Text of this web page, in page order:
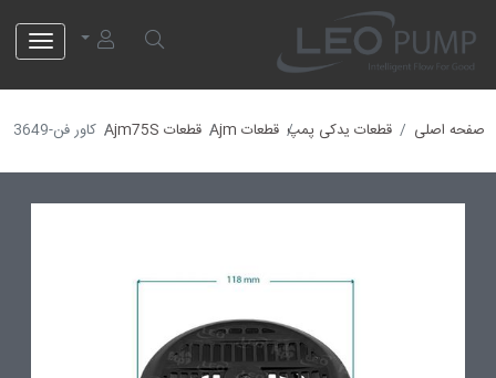
صفحه اصلی قطعات یدکی پمپ قطعات Ajm قطعات Ajm75S کاور فن-40013649